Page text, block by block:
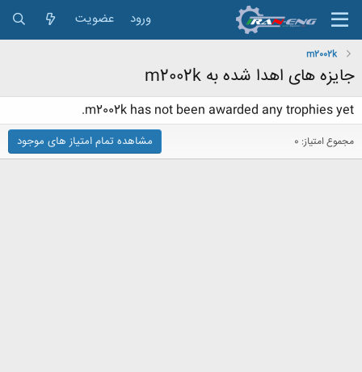
ورود عضویت
m2002k
جایزه های اهدا شده به m2002k
m2002k has not been awarded any trophies yet.
مجموع امتیاز: 0 مشاهده تمام امتیاز های موجود